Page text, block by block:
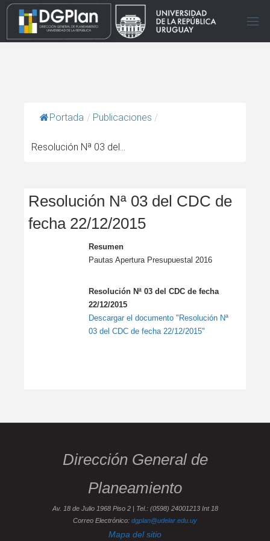
Portada / Publicaciones /
Resolución Nª 03 del...
Resolución Nª 03 del CDC de
fecha 22/12/2015
Resumen
Pautas Apertura Presupuestal 2016
Resolución Nª 03 del CDC de fecha
22/12/2015
Descargar el documento "Resolución Nª
03 del CDC de fecha 22/12/2015"
Dirección General de
Planeamiento
Av. 18 de Julio 1968 Piso 2 | Tel.: (0598) 24001213 Int 18
Correo Electrónico: dgplan@udelar.edu.uy
Mapa del sitio